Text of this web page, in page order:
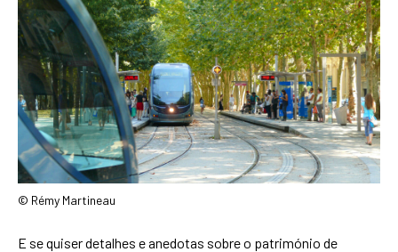
© Rémy Martineau
E se quiser detalhes e anedotas sobre o património de